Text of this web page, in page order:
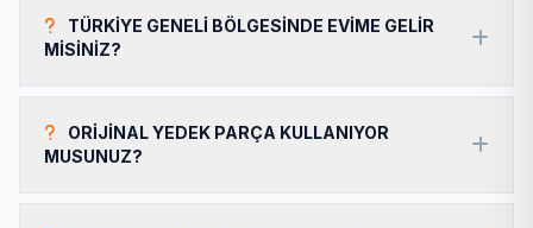
TÜRKIYE GENELI BÖLGESINDE EVIME GELIR
MISINIZ?
ORIJINAL YEDEK PARÇA KULLANIYOR
MUSUNUZ?